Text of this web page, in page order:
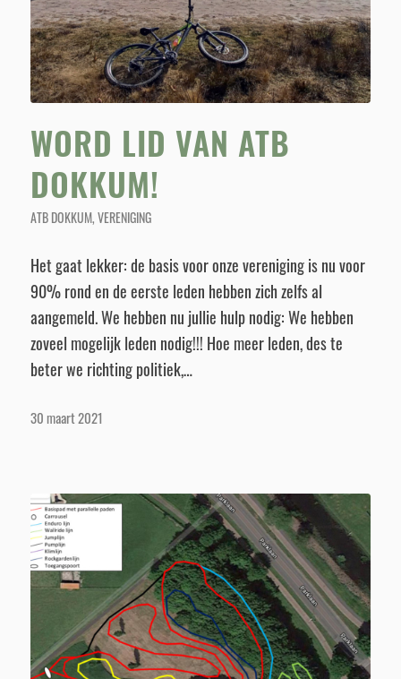
WORD LID VAN ATB
DOKKUM!
ATB DOKKUM,VERENIGING
Het gaat lekker: de basis voor onze vereniging is nu voor
90% rond en de eerste leden hebben zich zelfs al
aangemeld. We hebben nu jullie hulp nodig: We hebben
zoveel mogelijk leden nodig!!! Hoe meer leden, des te
beter we richting politiek,…
30 maart 2021